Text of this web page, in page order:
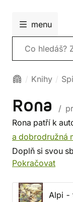
menu
Vyhledávání
Knihy
Rona
/
Rona patří k
a dobrodružná
Doplň si svou
spisovatele,
někdo podle
Pokračovat
Alpi -